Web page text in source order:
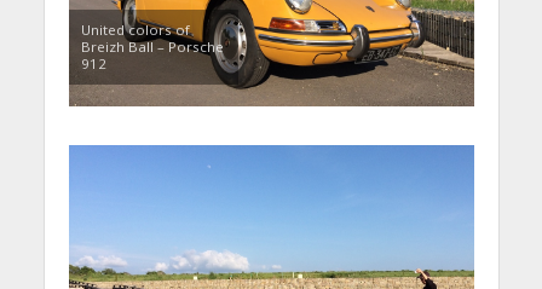
United colors of
Breizh Ball – Porsche
912